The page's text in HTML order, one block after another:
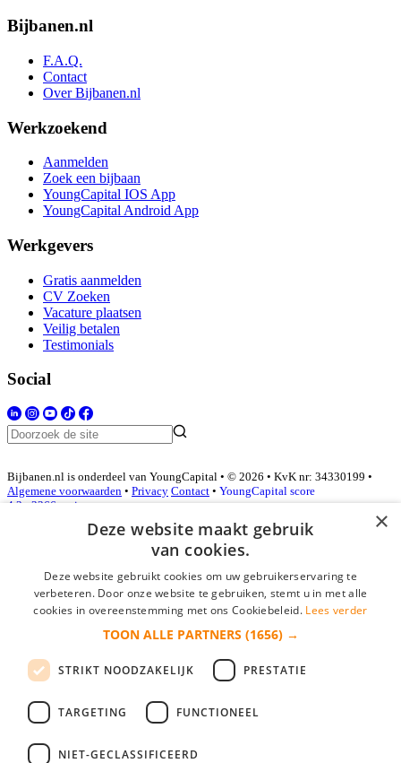
Bijbanen.nl
F.A.Q.
Contact
Over Bijbanen.nl
Werkzoekend
Aanmelden
Zoek een bijbaan
YoungCapital IOS App
YoungCapital Android App
Werkgevers
Gratis aanmelden
CV Zoeken
Vacature plaatsen
Veilig betalen
Testimonials
Social
Bijbanen.nl is onderdeel van YoungCapital • © 2026 • KvK nr: 34330199 •
Algemene voorwaarden • Privacy Contact • YoungCapital score
4.3 - 3366 reviews
Inloggen als bedrijf
*
login gegevens onthouden
login
Bedrijf aanmelden
×
Deze website maakt gebruik
van cookies.
Deze website gebruikt cookies om uw gebruikerservaring te
verbeteren. Door onze website te gebruiken, stemt u in met alle
cookies in overeenstemming met ons Cookiebeleid. Lees verder
TOON ALLE PARTNERS (1656) →
STRIKT NOODZAKELIJK PRESTATIE
TARGETING FUNCTIONEEL
NIET-GECLASSIFICEERD